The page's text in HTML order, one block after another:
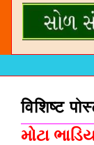
विशिष्ट
મોટા